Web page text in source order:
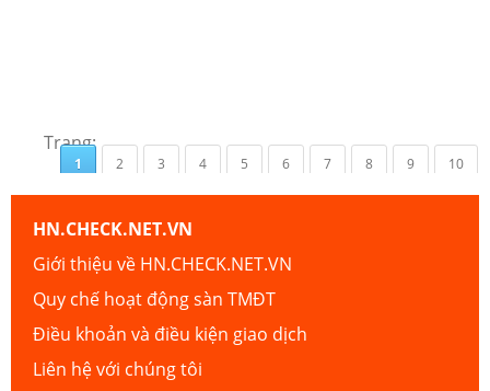
Trang:
1 2 3 4 5 6 7 8 9 10
HN.CHECK.NET.VN
Giới thiệu về HN.CHECK.NET.VN
Quy chế hoạt động sàn TMĐT
Điều khoản và điều kiện giao dịch
Liên hệ với chúng tôi